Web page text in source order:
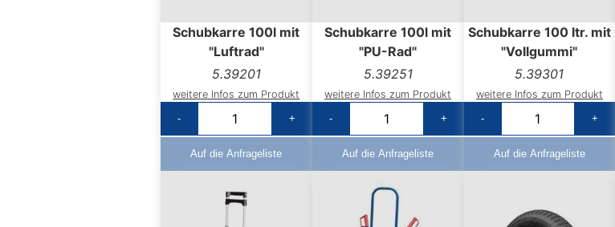
Schubkarre 100l mit
"Luftrad"
5.39201
weitere Infos zum Produkt
-
+
Auf die Anfrageliste
Schubkarre 100l mit
"PU-Rad"
5.39251
weitere Infos zum Produkt
-
+
Auf die Anfrageliste
Schubkarre 100 ltr. mit
"Vollgummi"
5.39301
weitere Infos zum Produkt
-
+
Auf die Anfrageliste